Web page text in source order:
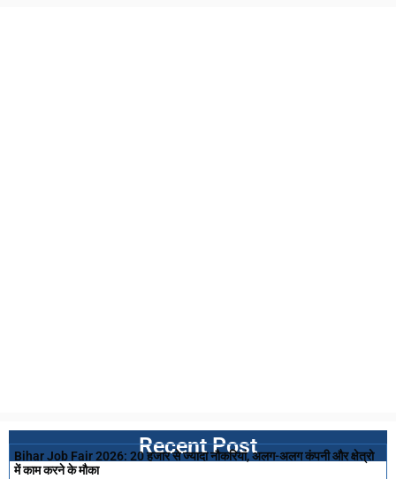
Recent Post
Bihar Job Fair 2026: 20 हजार से ज्यादा नौकरियां, अलग-अलग कंपनी और क्षेत्रो
में काम करने के मौका